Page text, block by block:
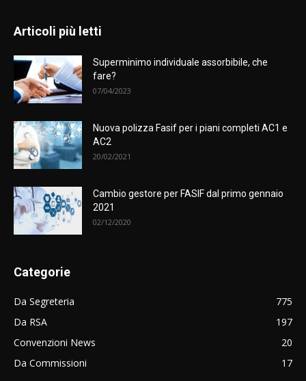
Articoli più letti
Superminimo individuale assorbibile, che
fare?
07/04/2023
Nuova polizza Fasif per i piani completi AC1 e
AC2
20/02/2021
Cambio gestore per FASIF dal primo gennaio
2021
02/12/2020
Categorie
Da Segreteria
775
Da RSA
197
Convenzioni News
20
Da Commissioni
17